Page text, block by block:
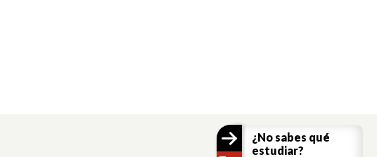
¿No sabes qué
estudiar?